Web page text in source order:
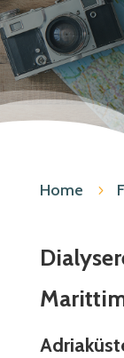
Home 5